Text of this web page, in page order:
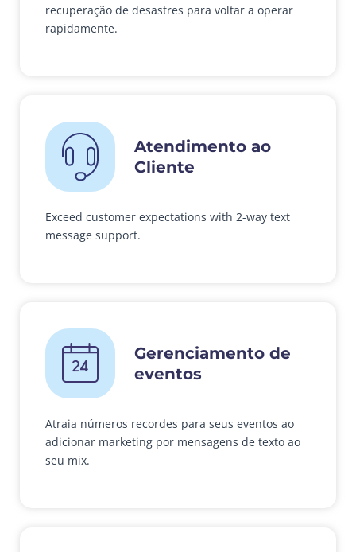
recuperação de desastres para voltar a operar
rapidamente.
Atendimento ao
Cliente
Exceed customer expectations with 2-way text
message support.
Gerenciamento de
eventos
Atraia números recordes para seus eventos ao
adicionar marketing por mensagens de texto ao
seu mix.